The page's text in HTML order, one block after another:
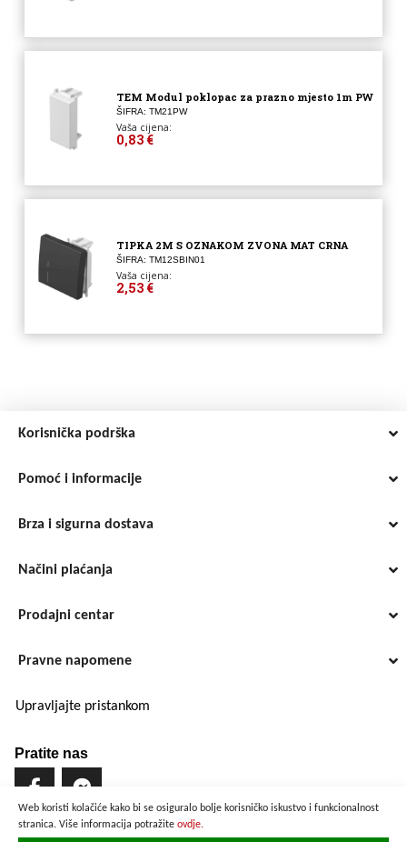
Web koristi kolačiće kako bi se osiguralo bolje korisničko iskustvo i funkcionalnost
stranica. Više informacija potražite ovdje.
TEM Modul poklopac za prazno mjesto 1m PW
ŠIFRA: TM21PW
Vaša cijena:
0,83 €
TIPKA 2M S OZNAKOM ZVONA MAT CRNA
ŠIFRA: TM12SBIN01
Vaša cijena:
2,53 €
Korisnička podrška
Pomoć i informacije
Brza i sigurna dostava
Načini plaćanja
Prodajni centar
Pravne napomene
Upravljajte pristankom
Pratite nas
Brzo i sigurno plaćanje